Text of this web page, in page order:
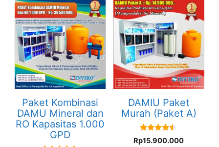
Paket Kombinasi
DAMU Mineral dan
RO Kapasitas 1.000
GPD
DAMIU Paket
Murah (Paket A)
4.33
out of 5
Rp15.900.000